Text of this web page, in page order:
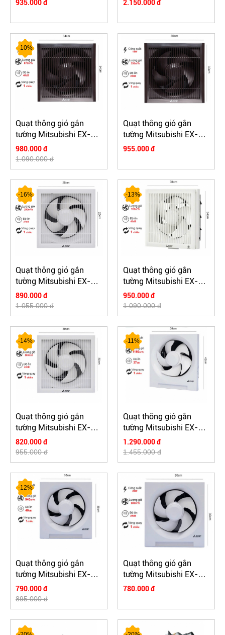
935.000 đ 2.150.000 đ
-10%
Quạt thông gió gắn
tường Mitsubishi EX-
25SKC5T-BW
980.000 đ
1.090.000 đ
Quạt thông gió gắn
tường Mitsubishi EX-
20SKC5T-BW
955.000 đ
-16%
Quạt thông gió gắn
tường Mitsubishi EX-
15SK5-E
890.000 đ
1.055.000 đ
-13%
Quạt thông gió gắn
tường Mitsubishi EX-
25SKC7T
950.000 đ
1.090.000 đ
-14%
Quạt thông gió gắn
tường Mitsubishi EX-
20SKC7T - có lưới
820.000 đ
955.000 đ
-11%
Quạt thông gió gắn
tường Mitsubishi EX-
30SH7T
1.290.000 đ
1.455.000 đ
-12%
Quạt thông gió gắn
tường Mitsubishi EX-
25SH7T
790.000 đ
895.000 đ
Quạt thông gió gắn
tường Mitsubishi EX-
20SH7T
780.000 đ